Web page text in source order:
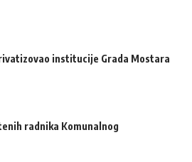
institucije Grada Mostara
radnika Komunalnog